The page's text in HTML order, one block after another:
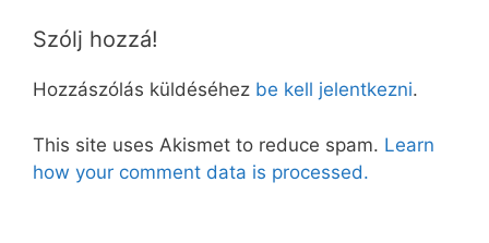
Szólj hozzá!
Hozzászólás küldéséhez be kell jelentkezni.
This site uses Akismet to reduce spam. Learn
how your comment data is processed.